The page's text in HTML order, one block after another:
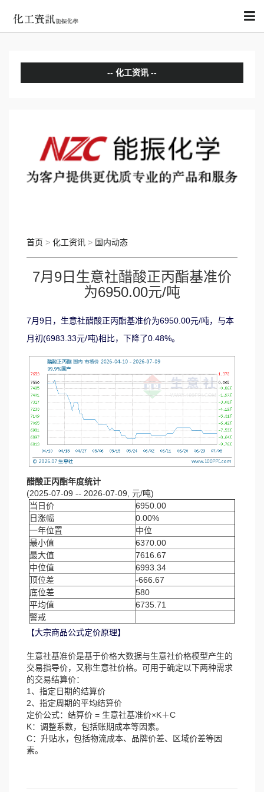
化工资讯
国际动态
首页 > 化工资讯 > 国内动态
7月9日生意社醋酸正丙酯基准价
为6950.00元/吨
7月9日，生意社醋酸正丙酯基准价为6950.00元/吨，与本
月初(6983.33元/吨)相比，下降了0.48%。
醋酸正丙酯年度统计
(2025-07-09 -- 2026-07-09, 元/吨)
当日价
6950.00
日涨幅
0.00%
一年位置
中位
最小值
6370.00
最大值
7616.67
中位值
6993.34
顶位差
-666.67
底位差
580
平均值
6735.71
警戒
【大宗商品公式定价原理】
生意社基准价是基于价格大数据与生意社价格模型产生的
交易指导价，又称生意社价格。可用于确定以下两种需求
的交易结算价：
1、指定日期的结算价
2、指定周期的平均结算价
定价公式：结算价 = 生意社基准价×K＋C
K：调整系数，包括账期成本等因素。
C：升贴水，包括物流成本、品牌价差、区域价差等因
素。